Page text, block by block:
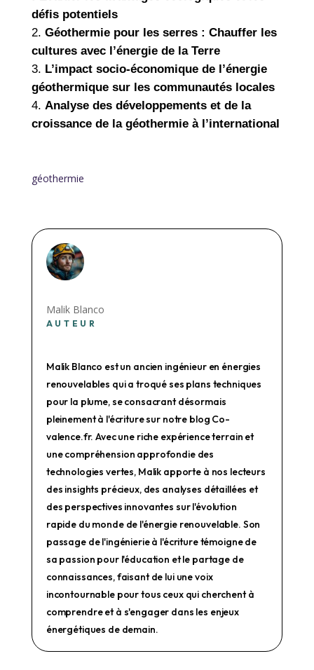
défis potentiels
Géothermie pour les serres : Chauffer les
cultures avec l’énergie de la Terre
L’impact socio-économique de l’énergie
géothermique sur les communautés locales
Analyse des développements et de la
croissance de la géothermie à l’international
géothermie
Malik Blanco
AUTEUR
Malik Blanco est un ancien ingénieur en énergies
renouvelables qui a troqué ses plans techniques
pour la plume, se consacrant désormais
pleinement à l'écriture sur notre blog Co-
valence.fr. Avec une riche expérience terrain et
une compréhension approfondie des
technologies vertes, Malik apporte à nos lecteurs
des insights précieux, des analyses détaillées et
des perspectives innovantes sur l'évolution
rapide du monde de l'énergie renouvelable. Son
passage de l'ingénierie à l'écriture témoigne de
sa passion pour l'éducation et le partage de
connaissances, faisant de lui une voix
incontournable pour tous ceux qui cherchent à
comprendre et à s'engager dans les enjeux
énergétiques de demain.